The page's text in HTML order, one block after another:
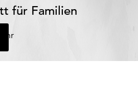
für Familien
Uhr